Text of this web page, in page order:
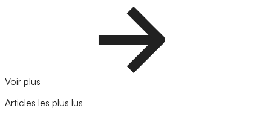
Voir plus
Articles les plus lus